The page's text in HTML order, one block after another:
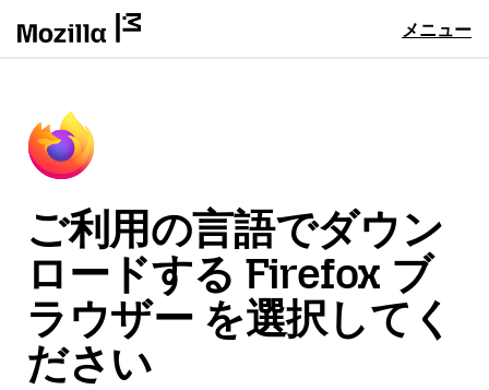
メニュー
ご利用の言語でダウン
ロードする Firefox ブ
ラウザー を選択してく
ださい